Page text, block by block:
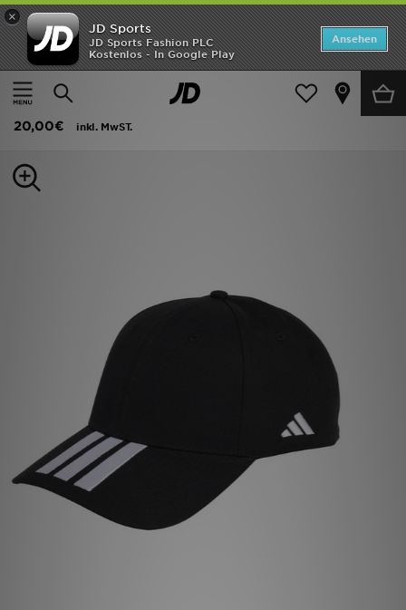
×
JD Sports
JD Sports Fashion PLC
Kostenlos - In Google Play
Ansehen
Home
Herren Herren Accessoires Caps
adidas Tiro Kappe
20,00€
inkl. MwST.
ANGEBOTE
Neuheiten
Kinder
Lade die APP
Filialfinder
Mein JD